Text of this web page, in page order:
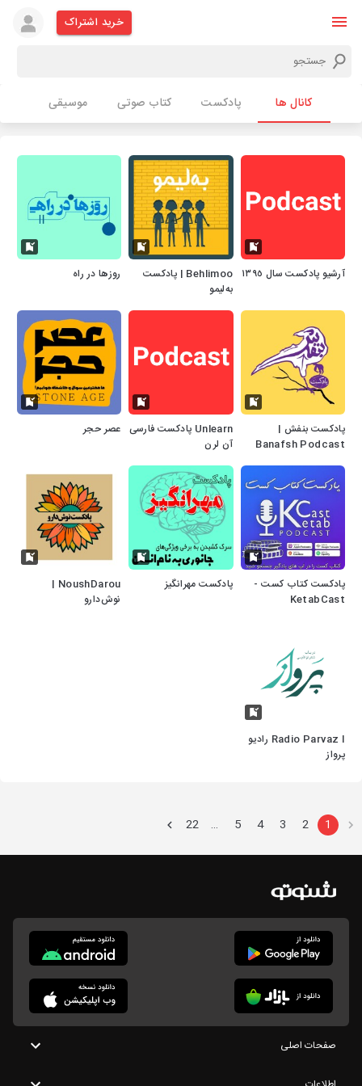
خرید اشتراک
کانال ها پادکست کتاب صوتی موسیقی
آرشیو پادکست سال ١٣٩٥
Behlimoo | پادکست
به‌لیمو
روزها در راه
پادکست بنفش |
Banafsh Podcast
Unlearn پادکست فارسی
آن لرن
عصر حجر
پادکست کتاب کست -
KetabCast
پادکست مهرانگیز
NoushDarou |
نوش‌دارو
Radio Parvaz I رادیو
پرواز
1
2
3
4
5
…
22
صفحات اصلی